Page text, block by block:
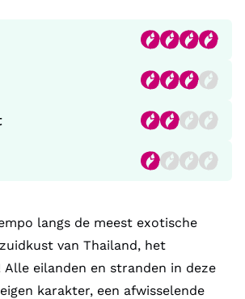
langs de meest exotische
van Thailand, het
Alle eilanden en stranden in deze
karakter, een afwisselende